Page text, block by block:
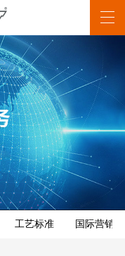
工艺标准 国际营销